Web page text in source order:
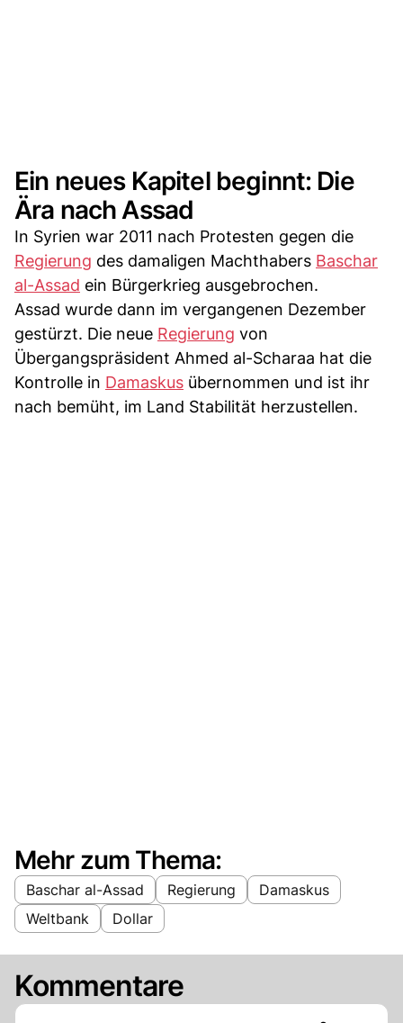
Ein neues Kapitel beginnt: Die
Ära nach Assad
In Syrien war 2011 nach Protesten gegen die
Regierung des damaligen Machthabers Baschar
al-Assad ein Bürgerkrieg ausgebrochen.
Assad wurde dann im vergangenen Dezember
gestürzt. Die neue Regierung von
Übergangspräsident Ahmed al-Scharaa hat die
Kontrolle in Damaskus übernommen und ist ihr
nach bemüht, im Land Stabilität herzustellen.
Mehr zum Thema:
Baschar al-Assad Regierung
Damaskus
Weltbank
Dollar
Kommentare